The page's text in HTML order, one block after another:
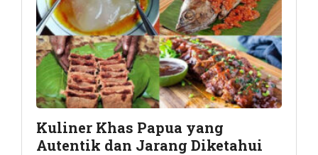
Kuliner Khas Papua yang
Autentik dan Jarang Diketahui